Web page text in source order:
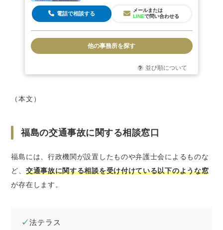
全国対応可能】
電話で相談する
メールまたは
LINEで問い合わせる
他の事務所を探す
並び順について
（本文）
福島の交通事故に関する相談窓口
福島には、行政機関が設置したものや弁護士会によるものな
ど、 交通事故に関する相談を受け付けている以下のような窓
が存在します。
法テラス